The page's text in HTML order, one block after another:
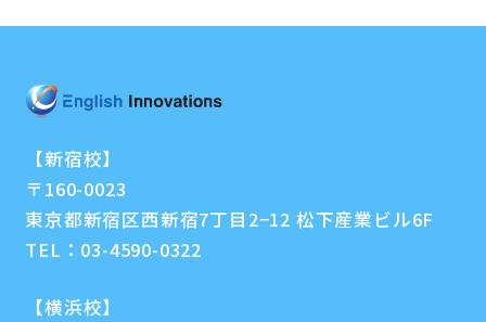
【新宿校】
〒160-0023
東京都新宿区西新宿7丁目2−12 松下産業ビル6F
TEL： 03-4590-0322
【横浜校】